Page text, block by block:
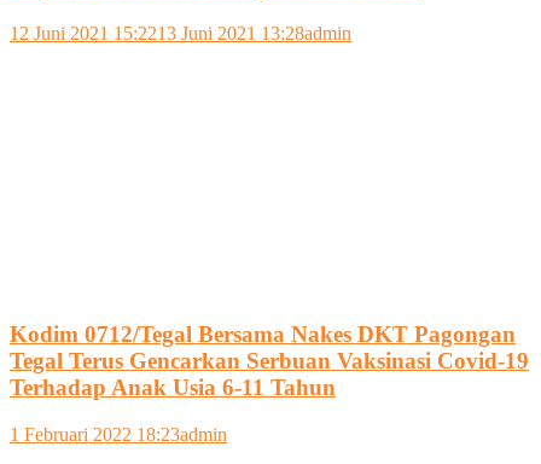
12 Juni 2021 15:2213 Juni 2021 13:28admin
Kodim 0712/Tegal Bersama Nakes DKT Pagongan
Tegal Terus Gencarkan Serbuan Vaksinasi Covid-19
Terhadap Anak Usia 6-11 Tahun
1 Februari 2022 18:23admin